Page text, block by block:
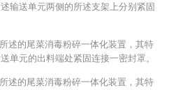
输送单元两侧的所述支架上分别紧固
述的尾菜消毒粉碎一体化装置，其特
单元的出料端处紧固连接一密封罩。
述的尾菜消毒粉碎一体化装置，其特